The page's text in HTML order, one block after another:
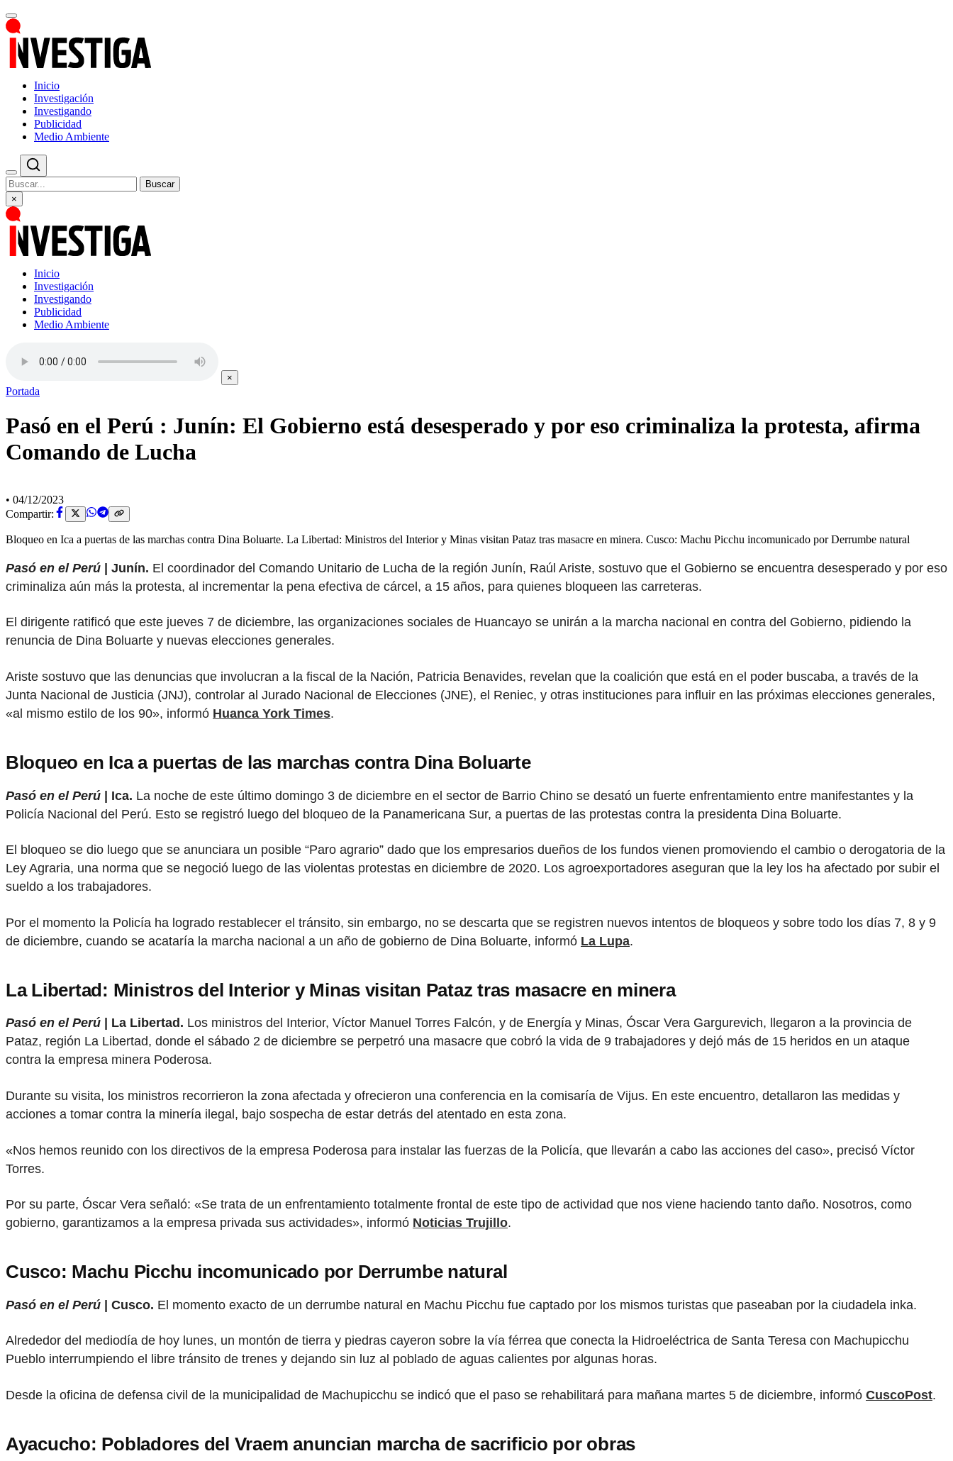
Inicio
Investigación
Investigando
Publicidad
Medio Ambiente
Buscar
×
Inicio
Investigación
Investigando
Publicidad
Medio Ambiente
×
Portada
Pasó en el Perú : Junín: El Gobierno está desesperado y por eso criminaliza la protesta, afirma
Comando de Lucha
• 04/12/2023
Compartir:
Bloqueo en Ica a puertas de las marchas contra Dina Boluarte. La Libertad: Ministros del Interior y Minas visitan Pataz tras masacre en minera. Cusco: Machu Picchu incomunicado por Derrumbe natural
Pasó en el Perú | Junín. El coordinador del Comando Unitario de Lucha de la región Junín, Raúl Ariste, sostuvo que el Gobierno se encuentra desesperado y por eso
criminaliza aún más la protesta, al incrementar la pena efectiva de cárcel, a 15 años, para quienes bloqueen las carreteras.
El dirigente ratificó que este jueves 7 de diciembre, las organizaciones sociales de Huancayo se unirán a la marcha nacional en contra del Gobierno, pidiendo la
renuncia de Dina Boluarte y nuevas elecciones generales.
Ariste sostuvo que las denuncias que involucran a la fiscal de la Nación, Patricia Benavides, revelan que la coalición que está en el poder buscaba, a través de la
Junta Nacional de Justicia (JNJ), controlar al Jurado Nacional de Elecciones (JNE), el Reniec, y otras instituciones para influir en las próximas elecciones generales,
«al mismo estilo de los 90», informó Huanca York Times.
Bloqueo en Ica a puertas de las marchas contra Dina Boluarte
Pasó en el Perú | Ica. La noche de este último domingo 3 de diciembre en el sector de Barrio Chino se desató un fuerte enfrentamiento entre manifestantes y la
Policía Nacional del Perú. Esto se registró luego del bloqueo de la Panamericana Sur, a puertas de las protestas contra la presidenta Dina Boluarte.
El bloqueo se dio luego que se anunciara un posible “Paro agrario” dado que los empresarios dueños de los fundos vienen promoviendo el cambio o derogatoria de la
Ley Agraria, una norma que se negoció luego de las violentas protestas en diciembre de 2020. Los agroexportadores aseguran que la ley los ha afectado por subir el
sueldo a los trabajadores.
Por el momento la Policía ha logrado restablecer el tránsito, sin embargo, no se descarta que se registren nuevos intentos de bloqueos y sobre todo los días 7, 8 y 9
de diciembre, cuando se acataría la marcha nacional a un año de gobierno de Dina Boluarte, informó La Lupa.
La Libertad: Ministros del Interior y Minas visitan Pataz tras masacre en minera
Pasó en el Perú | La Libertad. Los ministros del Interior, Víctor Manuel Torres Falcón, y de Energía y Minas, Óscar Vera Gargurevich, llegaron a la provincia de
Pataz, región La Libertad, donde el sábado 2 de diciembre se perpetró una masacre que cobró la vida de 9 trabajadores y dejó más de 15 heridos en un ataque
contra la empresa minera Poderosa.
Durante su visita, los ministros recorrieron la zona afectada y ofrecieron una conferencia en la comisaría de Vijus. En este encuentro, detallaron las medidas y
acciones a tomar contra la minería ilegal, bajo sospecha de estar detrás del atentado en esta zona.
«Nos hemos reunido con los directivos de la empresa Poderosa para instalar las fuerzas de la Policía, que llevarán a cabo las acciones del caso», precisó Víctor
Torres.
Por su parte, Óscar Vera señaló: «Se trata de un enfrentamiento totalmente frontal de este tipo de actividad que nos viene haciendo tanto daño. Nosotros, como
gobierno, garantizamos a la empresa privada sus actividades», informó Noticias Trujillo.
Cusco: Machu Picchu incomunicado por Derrumbe natural
Pasó en el Perú | Cusco. El momento exacto de un derrumbe natural en Machu Picchu fue captado por los mismos turistas que paseaban por la ciudadela inka.
Alrededor del mediodía de hoy lunes, un montón de tierra y piedras cayeron sobre la vía férrea que conecta la Hidroeléctrica de Santa Teresa con Machupicchu
Pueblo interrumpiendo el libre tránsito de trenes y dejando sin luz al poblado de aguas calientes por algunas horas.
Desde la oficina de defensa civil de la municipalidad de Machupicchu se indicó que el paso se rehabilitará para mañana martes 5 de diciembre, informó CuscoPost.
Ayacucho: Pobladores del Vraem anuncian marcha de sacrificio por obras